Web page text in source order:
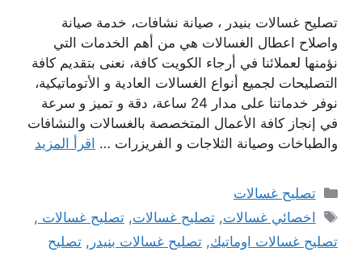
تصليح غسالات بنيدر ، صيانة نشافات، خدمة صيانة
واصلاح اعطال الغسالات هي من أهم الخدمات التي
نؤمنها لعملائنا في أرجاء الكويت كافة، نعنى بتقديم كافة
التصليحات لجميع أنواع الغسالات العادية و الأتوماتيكية،
نوفر خدماتنا على مدار 24 ساعة، دقة و تميز و سرعة
في إنجاز كافة الأعمال المتخصصة بالغسالات والنشافات
والطباخات وصيانة الثلاجات و الفريزرات … اقرأ المزيد
التصنيفات
تصليح غسالات
الوسوم
اخصائي غسالات,تصليح غسالات,تصليح غسالات ,
تصليح غسالات اوماتيك, تصليح غسالات بنيدر , تصليح